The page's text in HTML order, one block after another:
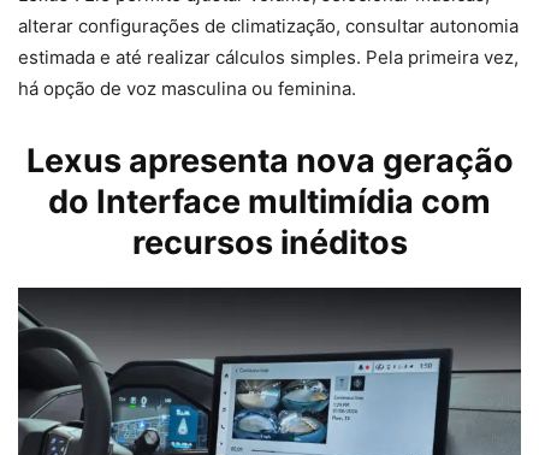
alterar configurações de climatização, consultar autonomia
estimada e até realizar cálculos simples. Pela primeira vez,
há opção de voz masculina ou feminina.
Lexus apresenta nova geração
do Interface multimídia com
recursos inéditos